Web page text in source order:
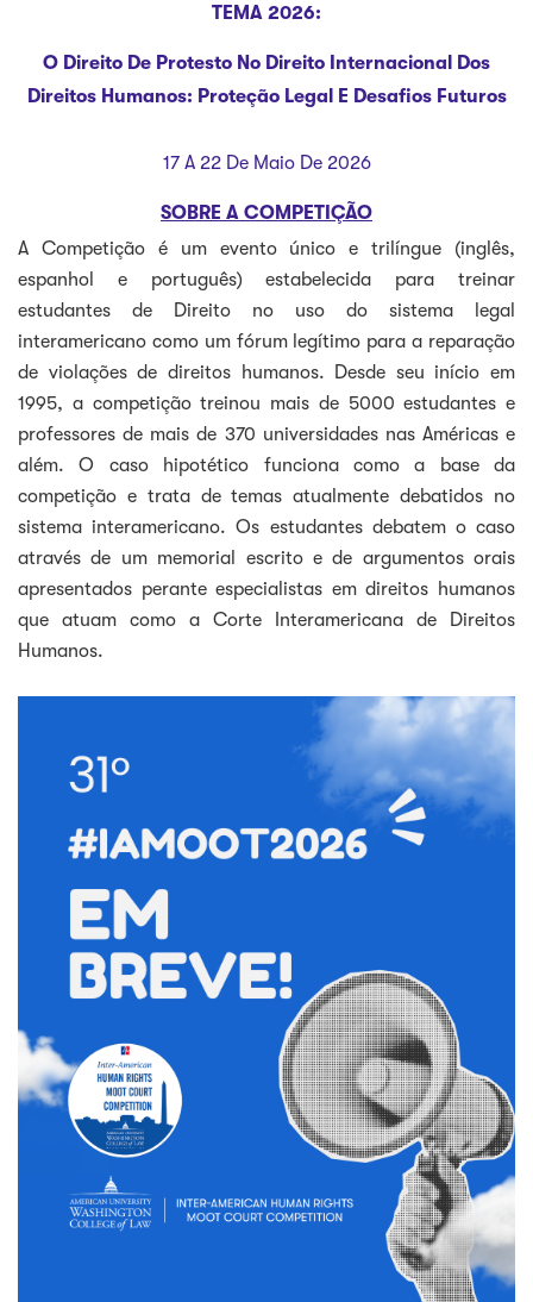
TEMA 2026:
O Direito De Protesto No Direito Internacional Dos
Direitos Humanos: Proteção Legal E Desafios Futuros
17 A 22 De Maio De 2026
SOBRE A COMPETIÇÃO
A Competição é um evento único e trilíngue (inglês,
espanhol e português) estabelecida para treinar
estudantes de Direito no uso do sistema legal
interamericano como um fórum legítimo para a reparação
de violações de direitos humanos. Desde seu início em
1995, a competição treinou mais de 5000 estudantes e
professores de mais de 370 universidades nas Américas e
além. O caso hipotético funciona como a base da
competição e trata de temas atualmente debatidos no
sistema interamericano. Os estudantes debatem o caso
através de um memorial escrito e de argumentos orais
apresentados perante especialistas em direitos humanos
que atuam como a Corte Interamericana de Direitos
Humanos.